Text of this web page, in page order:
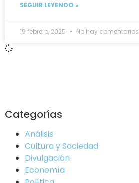
SEGUIR LEYENDO »
19 febrero, 2025 No hay comentarios
Categorías
Análisis
Cultura y Sociedad
Divulgación
Economía